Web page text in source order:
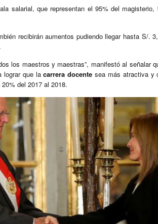
salarial, que representan el 95% del
recibirán aumentos pudiendo llegar hasta S/.
los maestros y maestras”, manifestó al señalar
lograr que lacarrera docente sea más atractiva y
del 2017 al 2018.